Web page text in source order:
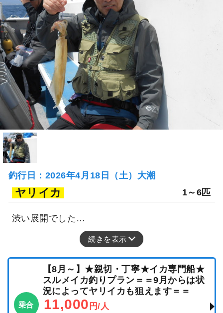
釣行日：2026年4月18日（土）大潮
ヤリイカ 1～6匹
渋い展開でした…
続きを表示
乗合
【8月～】★親切・丁寧★イカ専門船★
スルメイカ釣りプラン＝＝9月からは状
況によってヤリイカも狙えます＝＝
11,000 円/人